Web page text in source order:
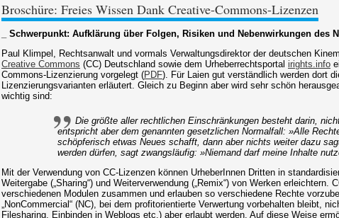
Broschüre: Freies Wissen Dank Creative-Commons-Lizenzen
_ Schwerpunkt: Aufklärung über Folgen, Risiken und Nebenwirkungen des
Paul Klimpel, Rechtsanwalt und vormals Verwaltungsdirektor der deutschen
Creative Commons (CC) Deutschland sowie dem Urheberrechtsportal irights.info
Commons-Lizenzierung vorgelegt (PDF). Für Laien gut verständlich werden dort
Lizenzierungsvarianten erläutert. Gleich zu Beginn aber wird sehr schön
wichtig sind:
Die größte aller rechtlichen Einschränkungen besteht darin,
entspricht aber dem genannten gesetzlichen Normalfall: »Alle
schöpferisch etwas Neues schafft, dann aber nichts weiter dazu
werden dürfen, sagt zwangsläufig: »Niemand darf meine Inhalte
Mit der Verwendung von CC-Lizenzen können UrheberInnen Dritten in
Weitergabe („Sharing“) und Weiterverwendung („Remix“) von Werken erleichtern.
verschiedenen Modulen zusammen und erlauben so verschiedene Rechte
„NonCommercial“ (NC), bei dem profitorientierte Verwertung vorbehalten bleibt,
Filesharing, Einbinden in Weblogs etc.) aber erlaubt werden. Auf diese Weise